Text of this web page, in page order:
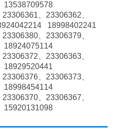
13538709578
23306361、 23306362、
18998402241
23306380、 23306379、
18924075114
23306372、 23306363、
18929520441
23306376、 23306373、
18998454114
23306370、 23306367、
15920131098